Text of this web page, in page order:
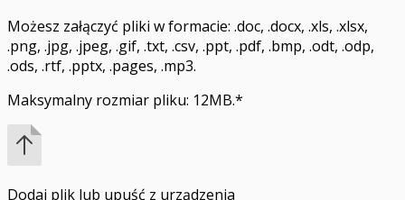
Możesz załączyć pliki w formacie: .doc, .docx, .xls, .xlsx,
.png, .jpg, .jpeg, .gif, .txt, .csv, .ppt, .pdf, .bmp, .odt, .odp,
.ods, .rtf, .pptx, .pages, .mp3.
Maksymalny rozmiar pliku: 12MB.*
Dodaj plik lub upuść z urządzenia